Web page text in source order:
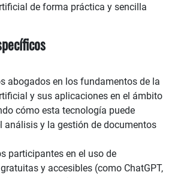
de forma práctica y sencilla
abogados en los fundamentos de la
y sus aplicaciones en el ámbito
cómo esta tecnología puede
análisis y la gestión de documentos
participantes en el uso de
y accesibles (como ChatGPT,